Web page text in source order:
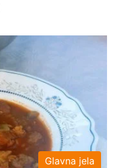
Glavna jela